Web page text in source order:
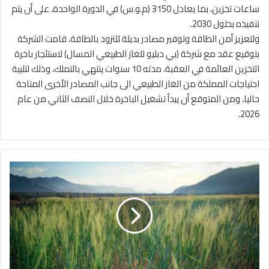
ساعات تخزين، بما يعادل 3150 (م.و.س) في الدورة الواحدة، على أن يتم
تنفيذه بحلول 2030.
ولتعزيز أمن الطاقة وتوفير مصادر بديلة للتزود بالطاقة، قامت الشركة
بتوقيع عقد مع شركة (بي دبليو للغاز الطبيعي المسال) لاستئجار باخرة
التخزين العائمة في العقبة، مدته 10 سنوات ينتهي بالتملك، وذلك لتلبية
احتياجات المملكة من الغاز الطبيعي الى جانب المصادر الأخرى المتاحة
حاليا، ومن المتوقع أن يبدأ تشغيل الباخرة خلال النصف الثاني من عام
2026.
ا
أ
ر
د
ن
ي
ع